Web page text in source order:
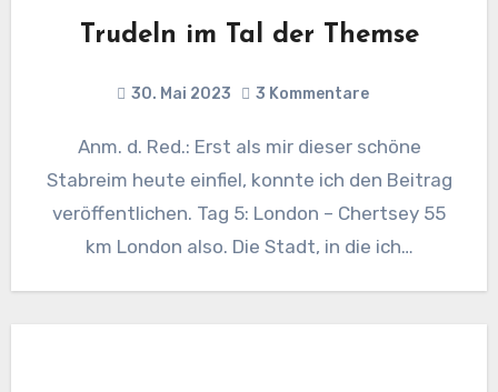
Trudeln im Tal der Themse
30. Mai 2023 3 Kommentare
Anm. d. Red.: Erst als mir dieser schöne
Stabreim heute einfiel, konnte ich den Beitrag
veröffentlichen. Tag 5: London – Chertsey 55
km London also. Die Stadt, in die ich…